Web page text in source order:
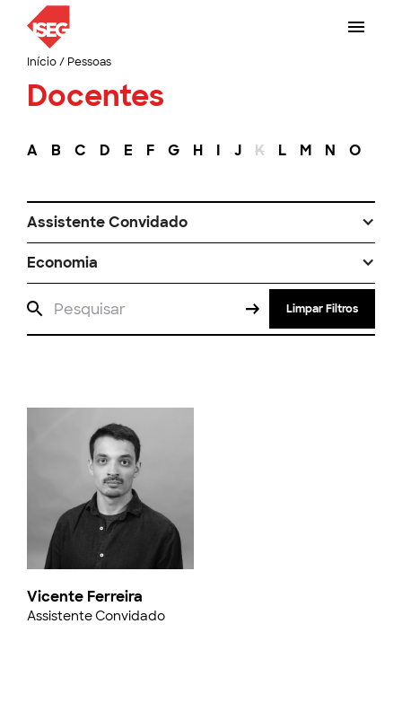
Início/ Pessoas
Docentes
A B C D E F G H I J K L M N O
Assistente Convidado
Economia
Limpar Filtros
Vicente Ferreira
Assistente Convidado